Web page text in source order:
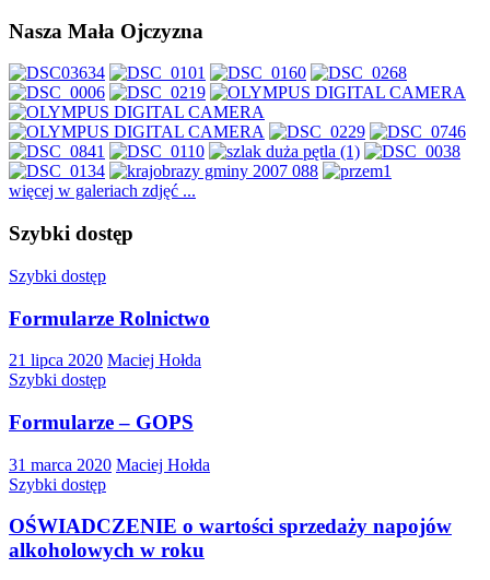
Nasza Mała Ojczyzna
więcej w galeriach zdjęć ...
Szybki dostęp
Szybki dostęp
Formularze Rolnictwo
21 lipca 2020 Maciej Hołda
Szybki dostęp
Formularze – GOPS
31 marca 2020 Maciej Hołda
Szybki dostęp
OŚWIADCZENIE o wartości sprzedaży napojów
alkoholowych w roku